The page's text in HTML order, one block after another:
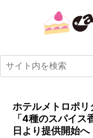
ホテルメトロポ
「4種のスパイス
日より提供開始へ